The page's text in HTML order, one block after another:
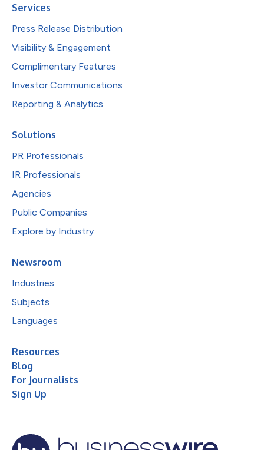
Services
Press Release Distribution
Visibility & Engagement
Complimentary Features
Investor Communications
Reporting & Analytics
Solutions
PR Professionals
IR Professionals
Agencies
Public Companies
Explore by Industry
Newsroom
Industries
Subjects
Languages
Resources
Blog
For Journalists
Sign Up